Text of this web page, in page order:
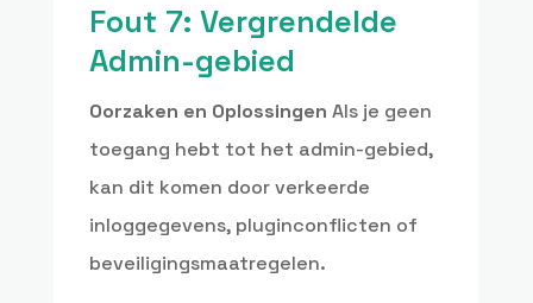
Fout 7: Vergrendelde
Admin-gebied
Oorzaken en Oplossingen Als je geen
toegang hebt tot het admin-gebied,
kan dit komen door verkeerde
inloggegevens, pluginconflicten of
beveiligingsmaatregelen.